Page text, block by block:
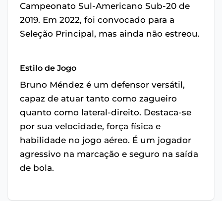
Campeonato Sul-Americano Sub-20 de
2019. Em 2022, foi convocado para a
Seleção Principal, mas ainda não estreou.
Estilo de Jogo
Bruno Méndez é um defensor versátil,
capaz de atuar tanto como zagueiro
quanto como lateral-direito. Destaca-se
por sua velocidade, força física e
habilidade no jogo aéreo. É um jogador
agressivo na marcação e seguro na saída
de bola.